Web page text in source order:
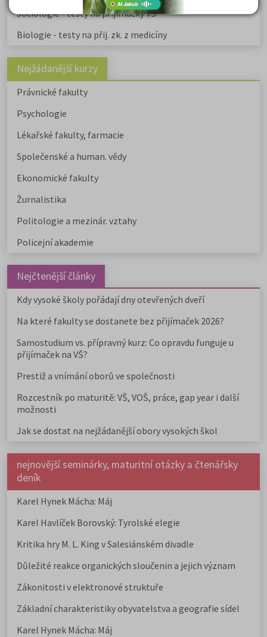
Sociologie - testy na přijímačky VŠ
Biologie - testy na přij. zk. z medicíny
Nejžádanější kurzy
Právnické fakulty
Psychologie
Lékařské fakulty, farmacie
Společenské a human. vědy
Ekonomické fakulty
Žurnalistika
Politologie a mezinár. vztahy
Policejní akademie
Nejčtenější články
Kdy vysoké školy pořádají dny otevřených dveří
Na které fakulty se dostanete bez přijímaček 2026?
Samostudium vs. přípravný kurz: Co opravdu funguje u
přijímaček na VŠ?
Prestiž a vnímání oborů ve společnosti
Rozcestník po maturitě: VŠ, VOŠ, práce, gap year i další
možnosti
Jak se dostat na nejžádanější obory vysokých škol
nejnovější seminárky, maturitní otázky a čtenářsky
deník
Karel Hynek Mácha: Máj
Karel Havlíček Borovský: Tyrolské elegie
Kritika hry M. L. King v Salesiánském divadle
Důležité reakce organických sloučenin a jejich význam
Zákonitosti v elektronové struktuře
Základní charakteristiky obyvatelstva a geografie sídel
Karel Hynek Mácha: Máj